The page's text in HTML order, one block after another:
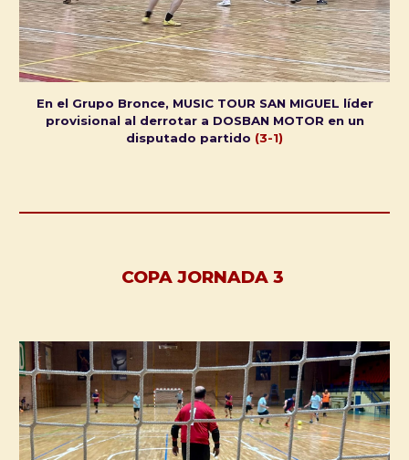
En el Grupo Bronce, MUSIC TOUR SAN MIGUEL líder
provisional al derrotar a DOSBAN MOTOR en un
disputado partido (3-1)
COPA JORNADA 3